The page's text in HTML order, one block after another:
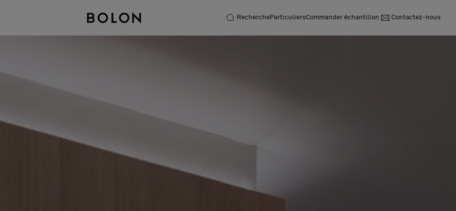
RechercheParticuliersCommander échantillon Contactez-nous